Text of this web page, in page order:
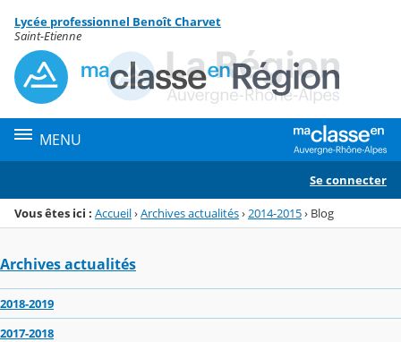
Menu de la rubrique
Contenu
Lycée professionnel Benoît Charvet
Saint-Etienne
MENU
Se connecter
Vous êtes ici : Accueil›Archives actualités› 2014-2015› Blog
Archives actualités
2018-2019
2017-2018